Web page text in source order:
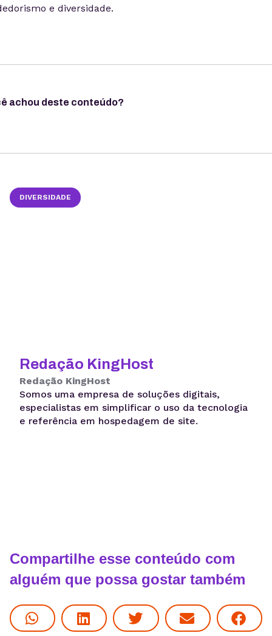
e diversidade.
achou deste conteúdo?
DIVERSIDADE
Redação KingHost
Redação KingHost
Somos uma empresa de soluções digitais,
especialistas em simplificar o uso da tecnologia
e referência em hospedagem de site.
Compartilhe esse conteúdo com
alguém que possa gostar também